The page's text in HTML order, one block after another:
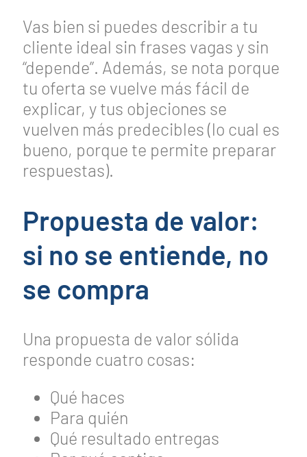
Vas bien si puedes describir a tu
cliente ideal sin frases vagas y sin
“depende”. Además, se nota porque
tu oferta se vuelve más fácil de
explicar, y tus objeciones se
vuelven más predecibles (lo cual es
bueno, porque te permite preparar
respuestas).
Propuesta de valor:
si no se entiende, no
se compra
Una propuesta de valor sólida
responde cuatro cosas:
Qué haces
Para quién
Qué resultado entregas